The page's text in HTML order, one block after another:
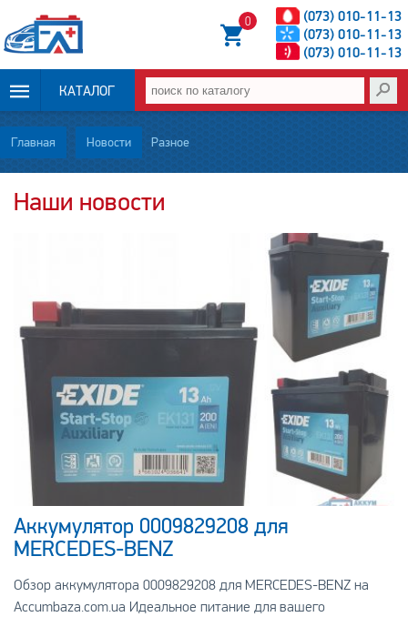
(073) 010-11-13
(073) 010-11-13
(073) 010-11-13
0
КАТАЛОГ
ОПЛАТА И
ДОСТАВКА
О НАС
КОНТАКТЫ
Главная Новости Разное
Наши новости
Аккумулятор 0009829208 для
MERCEDES-BENZ
Обзор аккумулятора 0009829208 для MERCEDES-BENZ на
Accumbaza.com.ua Идеальное питание для вашего